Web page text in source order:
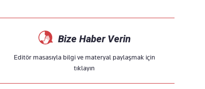
Bize Haber Verin
Editör masasıyla bilgi ve materyal paylaşmak için
tıklayın